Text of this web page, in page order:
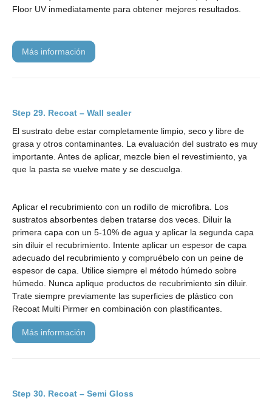
Floor UV inmediatamente para obtener mejores resultados.
más información
Recoat – Wall sealer
El sustrato debe estar completamente limpio, seco y libre de
grasa y otros contaminantes. La evaluación del sustrato es muy
importante. Antes de aplicar, mezcle bien el revestimiento, ya
que la pasta se vuelve mate y se descuelga.
Aplicar el recubrimiento con un rodillo de microfibra. Los
sustratos absorbentes deben tratarse dos veces. Diluir la
primera capa con un 5-10% de agua y aplicar la segunda capa
sin diluir el recubrimiento. Intente aplicar un espesor de capa
adecuado del recubrimiento y compruébelo con un peine de
espesor de capa. Utilice siempre el método húmedo sobre
húmedo. Nunca aplique productos de recubrimiento sin diluir.
Trate siempre previamente las superficies de plástico con
Recoat Multi Pirmer en combinación con plastificantes.
más información
Recoat – Semi Gloss